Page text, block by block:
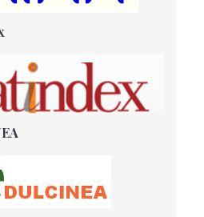
DEL AJO EN INFECCIONES
J
DE ENFERMERÍA TRAS
J.V.
DE LA EDUCACIÓN
DURANTE LA GESTACIÓN
P